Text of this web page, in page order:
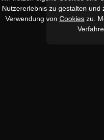
Nutzererlebnis zu gestalten
Verwendung von Cookies zu.